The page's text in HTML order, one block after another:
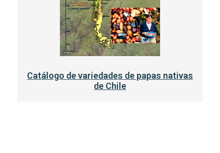
Catálogo de variedades de papas nativas
de Chile